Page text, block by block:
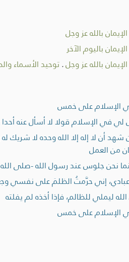
الإيمان بالله عز وجل
الإيمان باليوم الآخر
الإيمان بالله عز وجل.توحيد الأسماء
الإسلام على خمس
في الإسلام قولا لا أسأل عنه
أن لا إله إلا الله وحده لا شريك
من العمل
نحن جلوس عند رسول الله -صلى الله
إني حرَّمتُ الظلمَ على نفسي
ليملي للظالم، فإذا أخذه لم يفلته
الإسلام على خمس